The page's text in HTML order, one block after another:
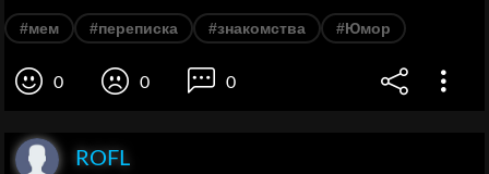
#мем #переписка #знакомства #Юмор
0 0 0
ROFL